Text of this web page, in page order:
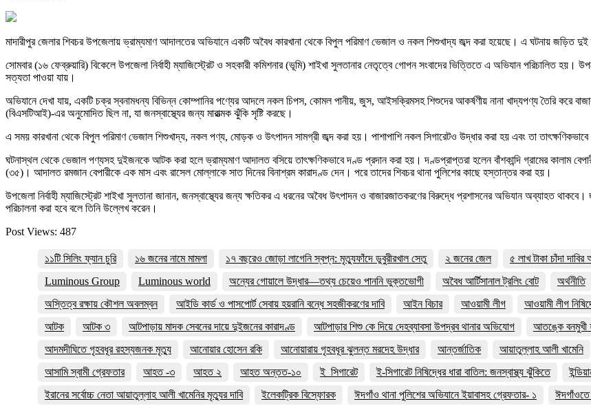
মাদারীপুর জেলার শিবচর উপজেলায় ভ্রাম্যমাণ আদালতের অভিযানে একটি অবৈধ কারখানা থেকে বিপুল পরিমাণ ভেজাল ও নকল শিশুখাদ্য জব্দ করা হয়েছে। এ ঘটনায় জড়িত দুই
সোমবার (১৬ ফেব্রুয়ারি) বিকেলে উপজেলা নির্বাহী ম্যাজিস্ট্রেট ও সহকারী কমিশনার (ভূমি) শাইখা সুলতানার নেতৃত্বে গোপন সংবাদের ভিত্তিতে এ অভিযান পরিচালিত হয়।
সত্যতা পাওয়া যায়।
অভিযানে দেখা যায়, একটি চক্র স্বনামধন্য বিভিন্ন কোম্পানির পণ্যের আদলে নকল চিপস, কোমল পানীয়, জুস, আইসক্রিমসহ শিশুদের আকর্ষণীয় নানা খাদ্যপণ্য তৈরি করে
(বিএসটিআই)-এর অনুমোদিত ছিল না, যা জনস্বাস্থ্যের জন্য মারাত্মক ঝুঁকি সৃষ্টি করছে।
এ সময় কারখানা থেকে বিপুল পরিমাণ ভেজাল শিশুখাদ্য, নকল পণ্য, মোড়ক ও উৎপাদন সামগ্রী জব্দ করা হয়। পাশাপাশি নকল সিগারেটও উদ্ধার করা হয় এবং তা
ঘটনাস্থল থেকে ভেজাল পণ্যসহ দুইজনকে আটক করা হলে ভ্রাম্যমাণ আদালত বসিয়ে তাৎক্ষণিকভাবে দণ্ড প্রদান করা হয়। দণ্ডপ্রাপ্তরা হলেন বাঁশকান্দি গ্রামের কালাম
(৩৫)। আদালত রমজান বেপারীকে এক মাস এবং রাসেল মোল্লাকে সাত দিনের বিনাশ্রম কারাদণ্ড দেন। পরে তাদের শিবচর থানা পুলিশের কাছে হস্তান্তর করা হয়।
উপজেলা নির্বাহী ম্যাজিস্ট্রেট শাইখা সুলতানা জানান, জনস্বাস্থ্যের জন্য ক্ষতিকর এ ধরনের অবৈধ উৎপাদন ও বাজারজাতকরণের বিরুদ্ধে প্রশাসনের অভিযান অব্যাহত
পরিচালনা করা হবে বলে তিনি উল্লেখ করেন।
Post Views: 487
১১টি সিলিং ফ্যান চুরি ১৬ জনের নামে মামলা ১৭ বছরেও জোড়া লাগেনি স্বপ্ন: মৃত্যুফাঁদে ডুবুরীরখাল সেতু ২ জনের জেল ৫ লাখ টাকা চাঁদা
Luminous Group
Luminous world অন্যের গোয়ালে উদ্ধার—তথ্য চেয়েও পাননি ভুক্তভোগী অবৈধ আর্টিসানাল ট্রলিং বোট অর্থনীতি
অস্তিত্ব রক্ষায় কৌশল অবলম্বন
আইডি কার্ড ও পাসপোর্ট সেবায় হয়রানি বন্ধে সহজীকরণের দাবি আইন বিচার আওয়ামী লীগ আওয়ামী লীগ
আটক
আটক ৩ আটপাড়ায় মাদক সেবনের দায়ে দুইজনের কারাদণ্ড আটপাড়ার শিশু কে দিয়ে দেহব্যাবসা উপদ্রব থানার অভিযোগ আতঙ্কে বনমুখী
আদমদীঘিতে গৃহবধূর রহস্যজনক মৃত্যু
আনোয়ার হোসেন রকি আনোয়ারায় গৃহবধূর ঝুলন্ত মরদেহ উদ্ধার আন্তর্জাতিক আয়াতুল্লাহ আলী খামেনি
আসামি স্বামী গ্রেফতার
আহত -৩ আহত ২ আহত অন্তত-১০ ই_সিগারেট ই-সিগারেট নিষিদ্ধের ধারা বাতিল: জনস্বাস্থ্য ঝুঁকিতে
ইরানের সর্বোচ্চ নেতা আয়াতুল্লাহ আলী খামেনির মৃত্যুর দাবি
ইলেকট্রিক বিস্ফোরক ঈদগাঁও থানা পুলিশের অভিযানে ইয়াবাসহ গ্রেফতার- ১